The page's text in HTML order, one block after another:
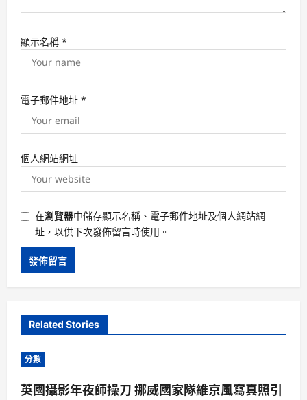
顯示名稱 *
電子郵件地址 *
個人網站網址
在瀏覽器中儲存顯示名稱、電子郵件地址及個人網站網
址，以供下次發佈留言時使用。
Related Stories
分數
英國攝影年夜師操刀 挪威國家隊維京風寫真照引